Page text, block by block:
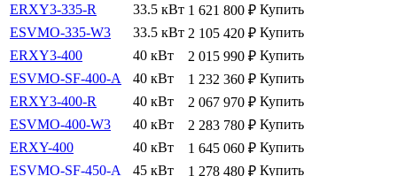
ERXY3-335-R
33.5 кВт 1 621 800 ₽ Купить
ESVMO-335-W3
33.5 кВт 2 105 420 ₽ Купить
ERXY3-400
40 кВт 2 015 990 ₽ Купить
ESVMO-SF-400-A
40 кВт 1 232 360 ₽ Купить
ERXY3-400-R
40 кВт 2 067 970 ₽ Купить
ESVMO-400-W3
40 кВт 2 283 780 ₽ Купить
ERXY-400
40 кВт 1 645 060 ₽ Купить
ESVMO-SF-450-A
45 кВт 1 278 480 ₽ Купить